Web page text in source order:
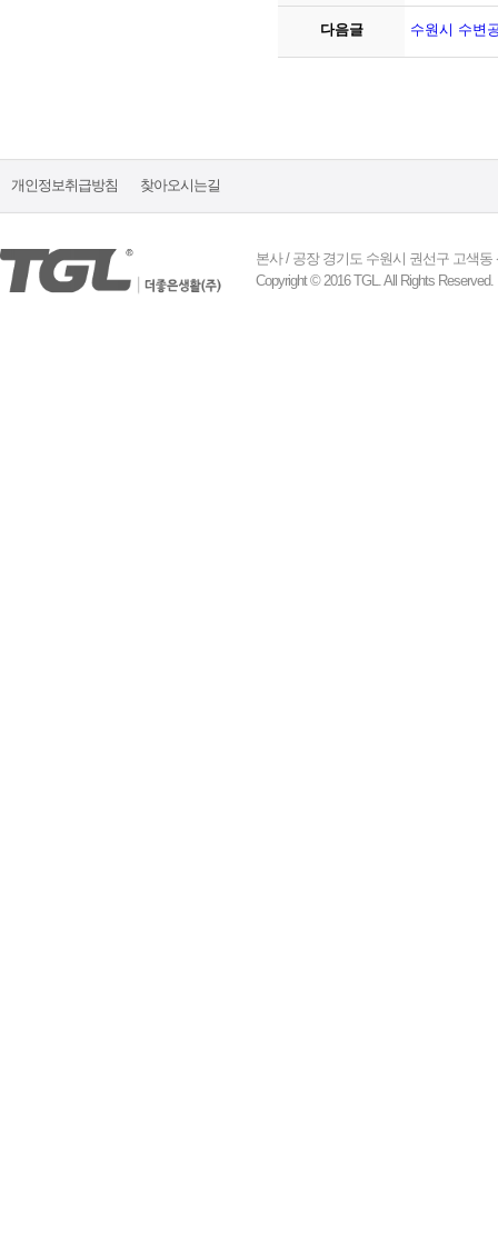
다음글 수원시 수변
개인정보취급방침 찾아오시는길
본사 / 공장 경기도 수원시 권선구 고색동
Copyright © 2016 TGL. All Rights Reserved.